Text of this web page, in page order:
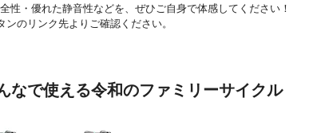
性・優れた静音性などを、ぜひご自身で体感してください！
のリンク先よりご確認ください。
なで使える令和のファミリーサイクル